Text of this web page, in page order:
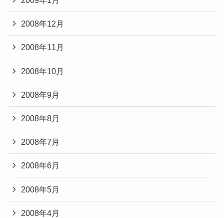
2008年12月
2008年11月
2008年10月
2008年9月
2008年8月
2008年7月
2008年6月
2008年5月
2008年4月